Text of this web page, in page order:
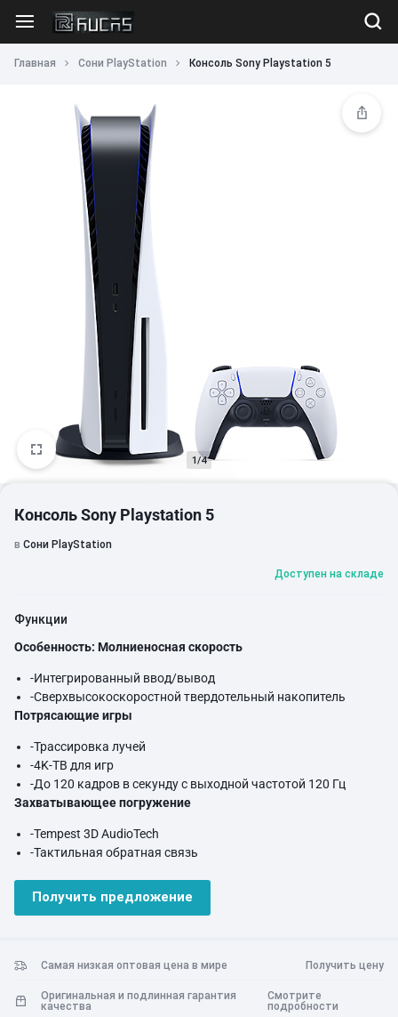
Главная Сони PlayStation Консоль Sony Playstation 5
1/4
Консоль Sony Playstation 5
в Сони PlayStation
Доступен на складе
Функции
Особенность: Молниеносная скорость
-Интегрированный ввод/вывод
-Сверхвысокоскоростной твердотельный накопитель
Потрясающие игры
-Трассировка лучей
-4K-ТВ для игр
-До 120 кадров в секунду с выходной частотой 120 Гц
Захватывающее погружение
-Tempest 3D AudioTech
-Тактильная обратная связь
Получить предложение
Самая низкая оптовая цена в мире Получить цену
Оригинальная и подлинная гарантия
качества
Смотрите
подробности